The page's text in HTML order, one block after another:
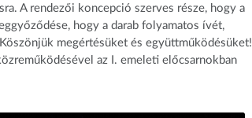
A rendezői koncepció szerves része, hogy a
hogy a darab folyamatos ívét,
megértésüket és együttműködésüket!
az I. emeleti előcsarnokban